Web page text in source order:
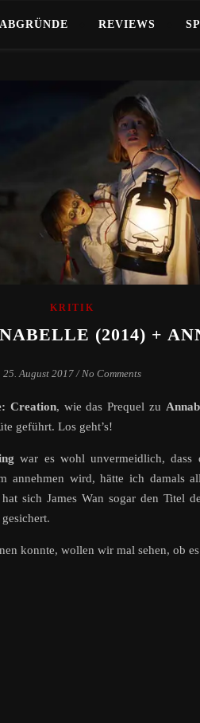
ABGRÜNDE REVIEWS
KRITIK
(2014) +
25. August 2017 / No Comments
Creation, wie das Prequel zu
geführt. Los geht’s!
war es wohl unvermeidlich,
annehmen wird, hätte ich damals
hat sich James Wan sogar den Titel
gesichert.
konnte, wollen wir mal sehen, ob